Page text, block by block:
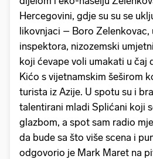
Hercegovini, gdje su su se
likovnjaci – Boro
inspektora, nizozemski
koji ćevape voli umakati u čaj
Kićo s vijetnamskim šeširom
turista iz Azije. U spotu su i
talentirani mladi Splićani koji
glazbom, a spot sam radio
da bude sa što više scena i
odgovorio je Mark Maret na